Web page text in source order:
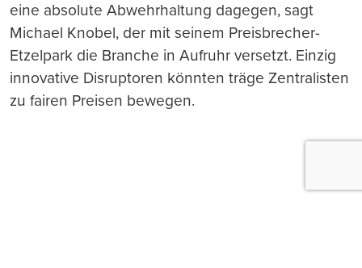
eine absolute Abwehrhaltung dagegen, sagt
Michael Knobel, der mit seinem Preisbrecher-
Etzelpark die Branche in Aufruhr versetzt. Einzig
innovative Disruptoren könnten träge Zentralisten
zu fairen Preisen bewegen.